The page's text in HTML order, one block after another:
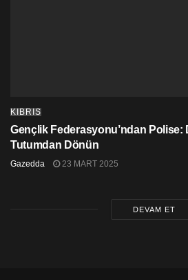
KIBRIS
Gençlik Federasyonu’ndan Polise:
Tutumdan Dönün
Gazedda 23 MART 2025
DEVAM ET